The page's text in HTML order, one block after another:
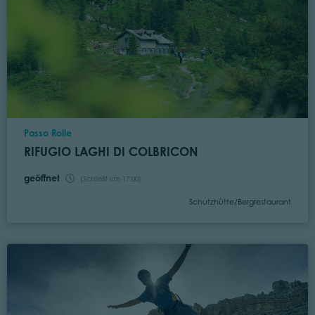
Ort
Passo Rolle
RIFUGIO LAGHI DI COLBRICON
geöffnet (Schließt um 17:00)
Kategorie
Schutzhütte/Bergrestaurant